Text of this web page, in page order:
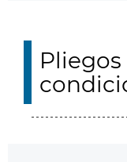
Pliegos